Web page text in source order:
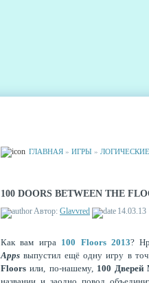
ГЛАВНАЯ » ИГРЫ » ЛОГИЧЕСКИЕ
100 DOORS BETWEEN THE
Автор: Glavvred 14.03.13
Как вам игра 100 Floors 2013?
Apps выпустил ещё одну игру в
Floors или, по-нашему, 100